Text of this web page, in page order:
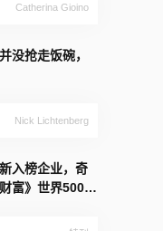
Catherina Gioino
没抢走饭碗，
Nick Lichtenberg
入榜企业，奇
富》世界500